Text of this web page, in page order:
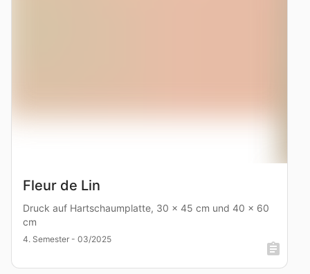
Fleur de Lin
Druck auf Hartschaumplatte, 30 x 45 cm und 40 x 60
cm
4. Semester - 03/2025